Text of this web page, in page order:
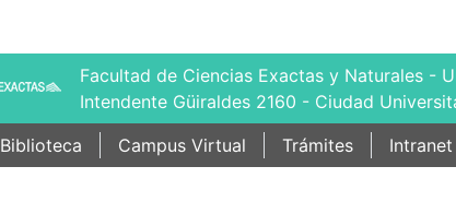
Facultad de Ciencias Exactas y Naturales -
Intendente Güiraldes 2160 - Ciudad
Biblioteca
Campus Virtual Trámites Intranet